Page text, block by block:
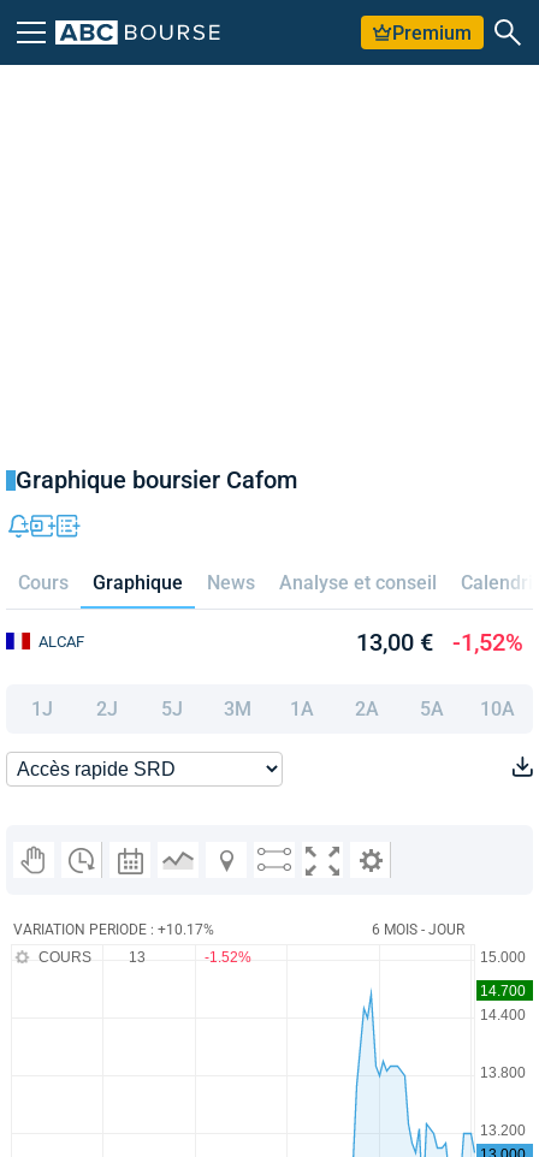
Premium
Graphique boursier Cafom
Cours Graphique News Analyse et conseil
ALCAF 13,00 € -1,52%
1J 2J 5J 3M 1A 2A 5A 10A
VARIATION PERIODE : +10.17% 6 MOIS - JOUR
COURS 13 -1.52%